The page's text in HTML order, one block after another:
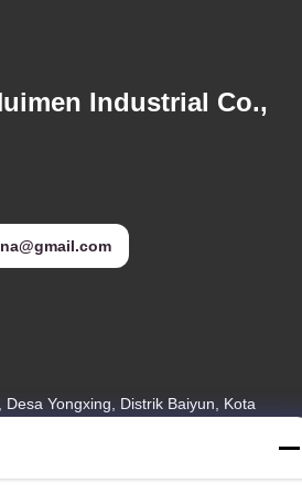
Industrial Co.,
Yongxing, Distrik Baiyun, Kota
Cina